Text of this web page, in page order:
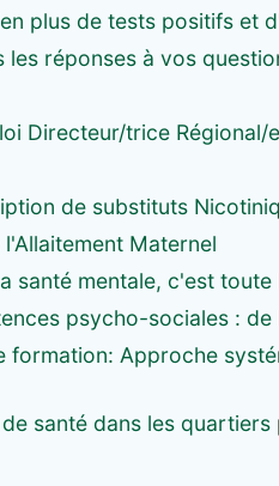
plus de tests positifs et
les réponses à vos
Directeur/trice Régional/
de substituts
Maternel
santé mentale, c'est toute
psycho-sociales :
formation: Approche
santé dans les